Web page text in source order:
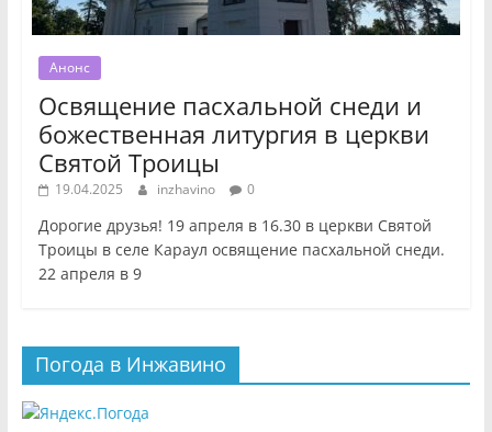
Анонс
Освящение пасхальной снеди и
божественная литургия в церкви
Святой Троицы
19.04.2025 inzhavino 0
Дорогие друзья! 19 апреля в 16.30 в церкви Святой
Троицы в селе Караул освящение пасхальной снеди.
22 апреля в 9
Погода в Инжавино